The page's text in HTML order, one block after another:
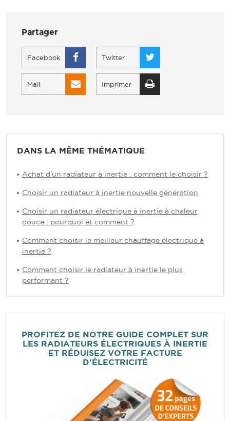
DANS LA MÊME THÉMATIQUE
Achat d’un radiateur à inertie : comment le choisir ?
Choisir un radiateur à inertie nouvelle génération
Choisir un radiateur électrique à inertie à chaleur
douce : pourquoi et comment ?
Comment choisir le meilleur chauffage électrique à
inertie ?
Comment choisir le radiateur à inertie le plus
performant ?
PROFITEZ DE NOTRE GUIDE COMPLET SUR
LES RADIATEURS ÉLECTRIQUES À INERTIE
ET RÉDUISEZ VOTRE FACTURE
D'ÉLECTRICITÉ
Partager
Facebook Twitter
Mail Imprimer